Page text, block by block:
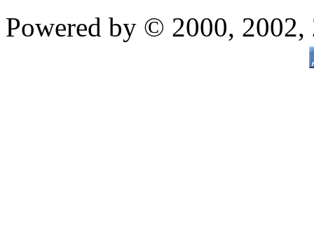
Powered by © 2000,